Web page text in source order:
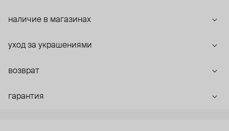
наличие в магазинах
уход за украшениями
возврат
гарантия